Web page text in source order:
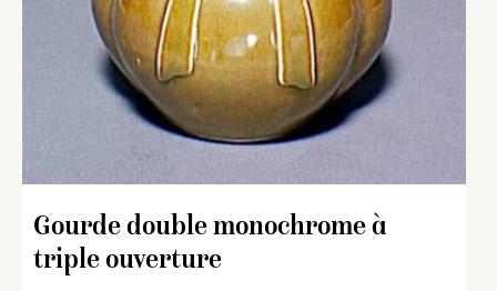
Gourde double monochrome à
triple ouverture